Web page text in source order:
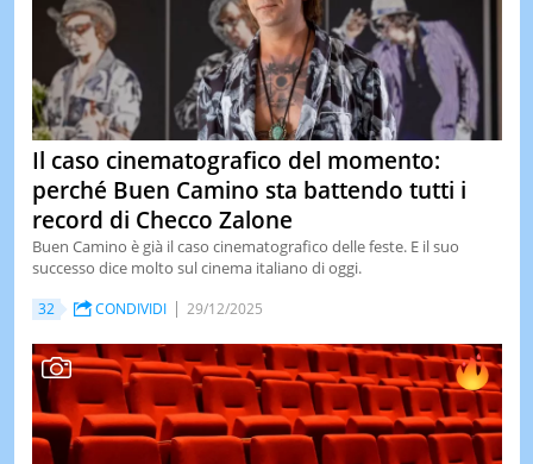
Il caso cinematografico del momento:
perché Buen Camino sta battendo tutti i
record di Checco Zalone
Buen Camino è già il caso cinematografico delle feste. E il suo
successo dice molto sul cinema italiano di oggi.
32 CONDIVIDI 29/12/2025